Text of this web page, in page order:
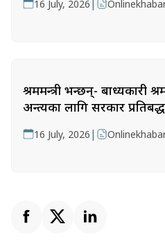
16 July, 2026 |
श्रममन्त्री भन्छन्- बाध्यकारी
अन्त्यका लागि सरकार
16 July, 2026 |